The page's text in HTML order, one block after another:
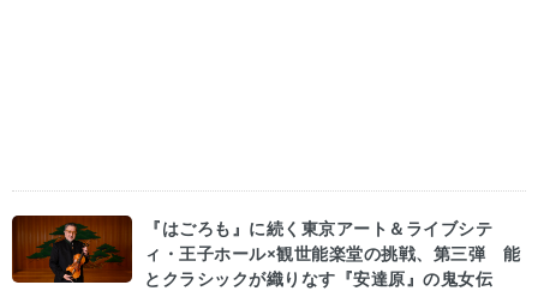
『はごろも』に続く東京アート＆ライブシテ
ィ・王子ホール×観世能楽堂の挑戦、第三弾 能
とクラシックが織りなす『安達原』の鬼女伝